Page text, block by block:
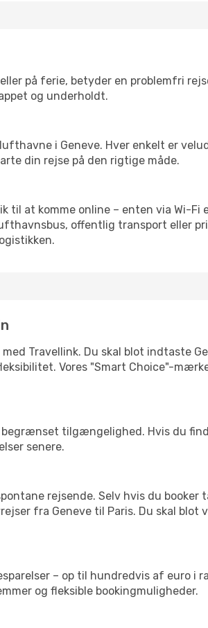
på ferie, betyder en problemfri
og underholdt.
i Geneve. Hver enkelt er
din rejse på den rigtige måde.
til at komme online – enten via Wi-
offentlig transport eller
Travellink. Du skal blot indtaste
Vores "Smart Choice"-
tilgængelighed. Hvis du
senere.
rejsende. Selv hvis du
fra Geneve til Paris. Du skal
– op til hundredvis af euro i
og fleksible bookingmuligheder.